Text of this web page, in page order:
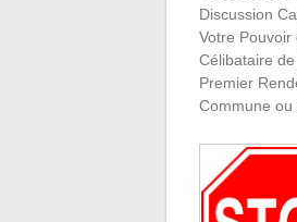
Discussion
Votre
Célibataire
Premier
Commune ou